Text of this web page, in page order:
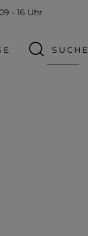
- 16 Uhr